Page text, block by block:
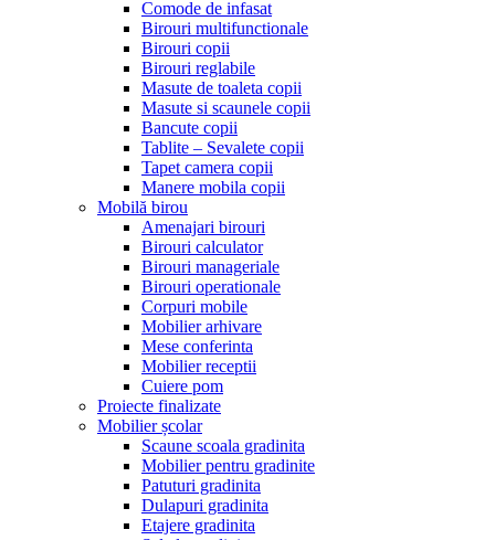
Comode de infasat
Birouri multifunctionale
Birouri copii
Birouri reglabile
Masute de toaleta copii
Masute si scaunele copii
Bancute copii
Tablite – Sevalete copii
Tapet camera copii
Manere mobila copii
Mobilă birou
Amenajari birouri
Birouri calculator
Birouri manageriale
Birouri operationale
Corpuri mobile
Mobilier arhivare
Mese conferinta
Mobilier receptii
Cuiere pom
Proiecte finalizate
Mobilier școlar
Scaune scoala gradinita
Mobilier pentru gradinite
Patuturi gradinita
Dulapuri gradinita
Etajere gradinita